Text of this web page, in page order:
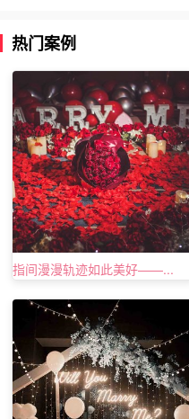
能够打动对方。
在元旦到来之际，一份书
有意义的求婚方式了呢？
热门案例
指间漫漫轨迹如此美好——...